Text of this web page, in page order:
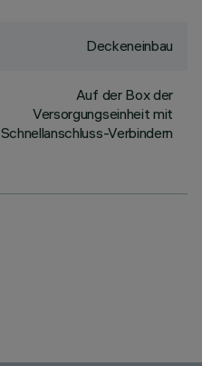
Deckeneinbau
Auf der Box der
Versorgungseinheit mit
Schnellanschluss-Verbindern